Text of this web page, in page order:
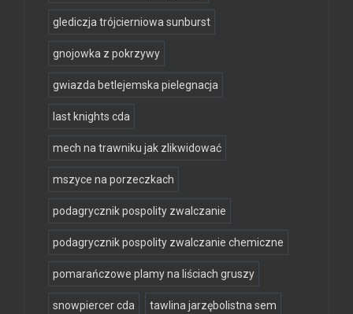
glediczja trójcierniowa sunburst
gnojowka z pokrzywy
gwiazda betlejemska pielegnacja
last knights cda
mech na trawniku jak zlikwidować
mszyce na porzeczkach
podagrycznik pospolity zwalczanie
podagrycznik pospolity zwalczanie chemiczne
pomarańczowe plamy na liściach gruszy
snowpiercer cda tawlina jarzębolistna sem